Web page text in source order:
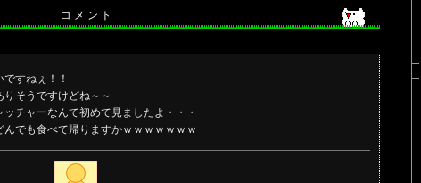
コ メ ン ト
すねぇ！！
そうですけどね～～
チャーなんて初めて見ましたよ・・・
でも食べて帰りますかｗｗｗｗｗｗｗ